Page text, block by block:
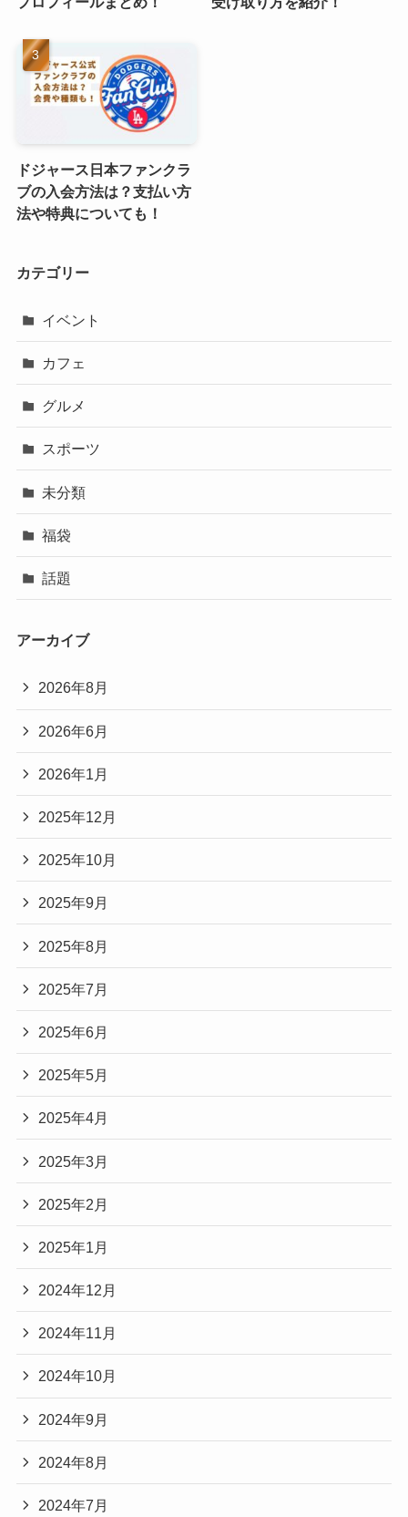
ドジャース日本ファンクラ
ブの入会方法は？支払い方
法や特典についても！
カテゴリー
イベント
カフェ
グルメ
スポーツ
未分類
福袋
話題
アーカイブ
2026年8月
2026年6月
2026年1月
2025年12月
2025年10月
2025年9月
2025年8月
2025年7月
2025年6月
2025年5月
2025年4月
2025年3月
2025年2月
2025年1月
2024年12月
2024年11月
2024年10月
2024年9月
2024年8月
2024年7月